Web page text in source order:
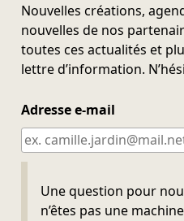
Nouvelles créations,
nouvelles de nos
toutes ces actualités et
lettre d’information.
Adresse e-mail
Une question pour
n’êtes pas une
Ne pas remplir